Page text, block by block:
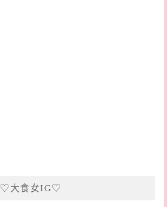
♡大食女IG♡